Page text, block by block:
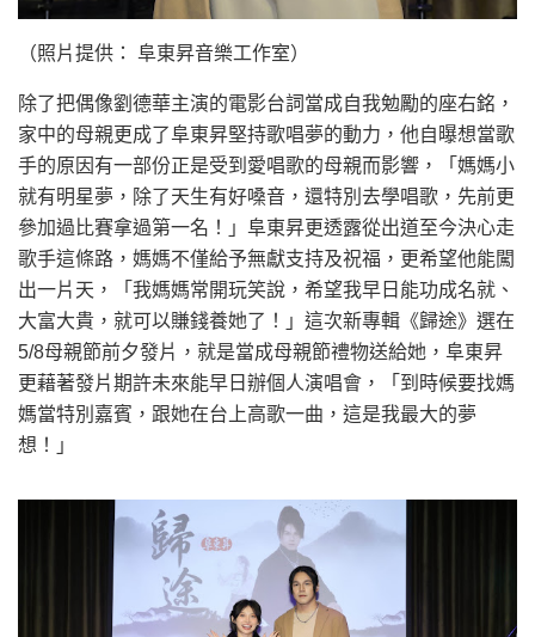
（照片提供： 阜東昇音樂工作室）
除了把偶像劉德華主演的電影台詞當成自我勉勵的座右銘，
家中的母親更成了阜東昇堅持歌唱夢的動力，他自曝想當歌
手的原因有一部份正是受到愛唱歌的母親而影響，「媽媽小
就有明星夢，除了天生有好嗓音，還特別去學唱歌，先前更
參加過比賽拿過第一名！」阜東昇更透露從出道至今決心走
歌手這條路，媽媽不僅給予無獻支持及祝福，更希望他能闖
出一片天，「我媽媽常開玩笑說，希望我早日能功成名就、
大富大貴，就可以賺錢養她了！」這次新專輯《歸途》選在
5/8母親節前夕發片，就是當成母親節禮物送給她，阜東昇
更藉著發片期許未來能早日辦個人演唱會，「到時候要找媽
媽當特別嘉賓，跟她在台上高歌一曲，這是我最大的夢
想！」